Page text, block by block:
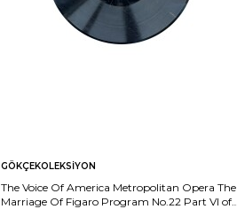
GÖKÇEKOLEKSIYON
The Voice Of America Metropolitan Opera The
Marriage Of Figaro Program No.22 Part VI of